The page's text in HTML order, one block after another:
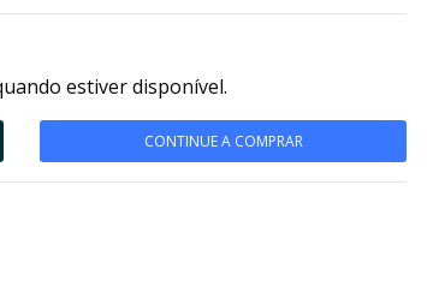
estiver disponível.
CONTINUE A COMPRAR